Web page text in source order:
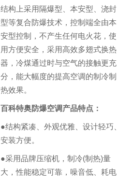
结构上采用隔爆型、本安型、浇封
型等复合防爆技术，控制端全由本
安型控制，不产生任何电火花，使
用方便安全，采用高效多翅式换热
器，冷煤通过时与空气的接触更充
分，能大幅度的提高空调的制冷制
热效果。
百科特奥防爆空调产品特点：
●结构紧凑、外观优雅、设计轻巧、
安装方便。
●采用品牌压缩机，制冷(制热)量
大，性能稳定可靠，噪音低、耗电